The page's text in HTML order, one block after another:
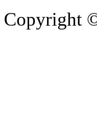
Copyright